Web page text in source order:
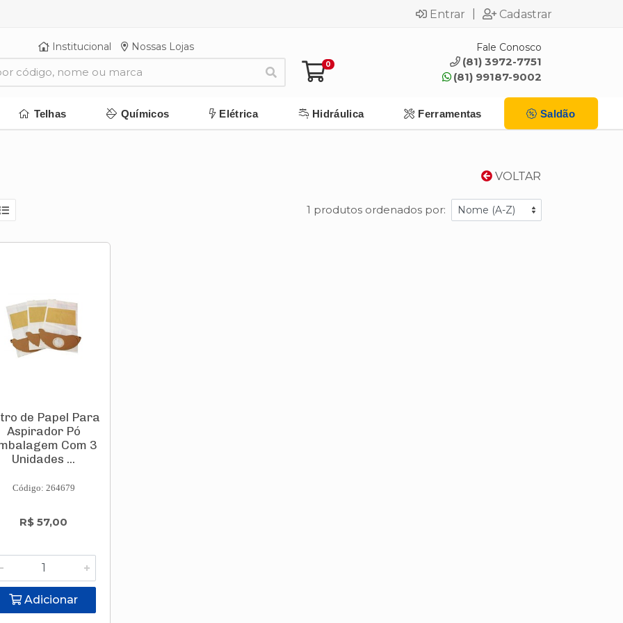
Entrar Cadastrar
Institucional Nossas Lojas
0
Fale Conosco
(81) 3972-7751
(81) 99187-9002
Telhas Químicos Elétrica Hidráulica Ferramentas Saldão
VOLTAR
1 produtos ordenados por:
de Papel Para
Aspirador Pó
Com 3
Unidades ...
Código: 264679
R$ 57,00
Adicionar